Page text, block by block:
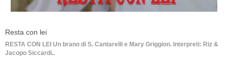
Resta con lei
RESTA CON LEI Un brano di S. Cantarelli e Mary Griggion. Interpreti: Riz &
Jacopo Siccardi..